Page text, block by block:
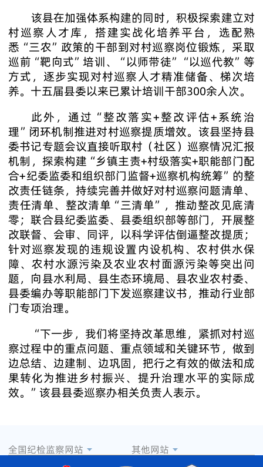
该县在加强体系构建的同时，积极探索建立对
村巡察人才库，搭建实战化培养平台，选配熟
悉“三农”政策的干部到对村巡察岗位锻炼，采取
巡前“靶向式”培训、“以师带徒”“以巡代教”等
方式，逐步实现对村巡察人才精准储备、梯次培
养。十五届县委以来已累计培训干部300余人次。
此外，通过“整改落实+整改评估+系统治
理”闭环机制推进对村巡察提质增效。该县坚持县
委书记专题会议直接听取村（社区）巡察情况汇报
机制，探索构建“乡镇主责+村级落实+职能部门配
合+纪委监委和组织部门监督+巡察机构统筹”的整
改责任链条，持续完善并做好对村巡察问题清单、
责任清单、整改清单“三清单”，推动整改见底清
零；联合县纪委监委、县委组织部等部门，开展整
改联督、会审、同评，以科学评估倒逼整改提质；
针对巡察发现的违规设置内设机构、农村供水保
障、农村水源污染及农业农村面源污染等突出问
题，向县水利局、县生态环境局、县农业农村委、
县委编办等职能部门下发巡察建议书，推动行业部
门专项治理。
“下一步，我们将坚持改革思维，紧抓对村巡
察过程中的重点问题、重点领域和关键环节，做到
边总结、边建制、边巩固，把行之有效的做法和成
果转化为推进乡村振兴、提升治理水平的实际成
效。”该县县委巡察办相关负责人表示。
全国纪检监察网站 其他网站